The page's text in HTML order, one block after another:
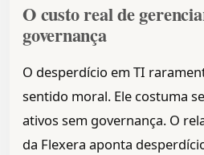
O custo real de
governança
O desperdício em TI
sentido moral. Ele costuma
ativos sem governança. O
da Flexera aponta